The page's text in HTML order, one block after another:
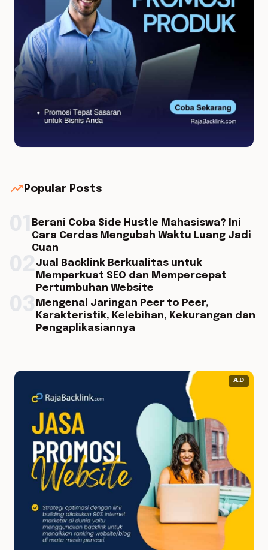
trending_up Popular Posts
Berani Coba Side Hustle Mahasiswa? Ini
Cara Cerdas Mengubah Waktu Luang Jadi
Cuan
Jual Backlink Berkualitas untuk
Memperkuat SEO dan Mempercepat
Pertumbuhan Website
Mengenal Jaringan Peer to Peer,
Karakteristik, Kelebihan, Kekurangan dan
Pengaplikasiannya
AD